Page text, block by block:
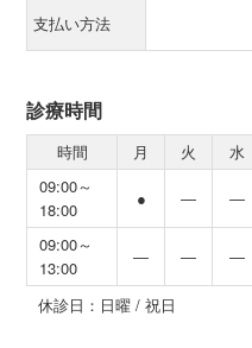
支払い方法
診療時間
時間 月 火 水
09:00～
18:00
● ― ―
09:00～
13:00
― ― ―
休診日：日曜 / 祝日